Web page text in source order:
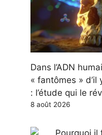
Dans l’ADN
« fantômes »
: l’étude qui le
8 août 2026